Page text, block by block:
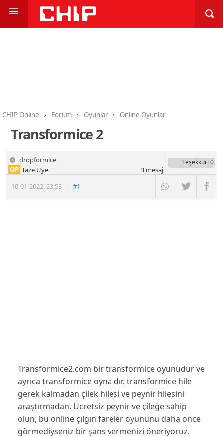
CHIP Online Forum Oyunlar Online Oyunlar
Transformice 2
dropformice
10-01-2022,23:53 |#1
OP Taze Üye
Teşekkür: 0
3mesaj
Transformice2.com bir transformice oyunudur ve
ayrıca transformice oyna dır. transformice hile
gerek kalmadan çilek hilesi ve peynir hilesini
araştırmadan. Ücretsiz peynir ve çileğe sahip
olun, bu online çılgın fareler oyununu daha önce
görmediyseniz bir şans vermenizi öneriyoruz.